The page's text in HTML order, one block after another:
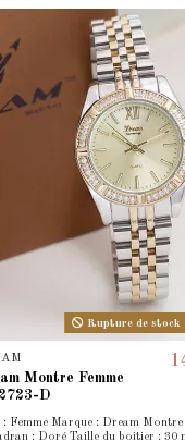
Rupture de stock
Montre Femme
D
: Femme Marque : Dream
: Doré Taille du boîtier : 30